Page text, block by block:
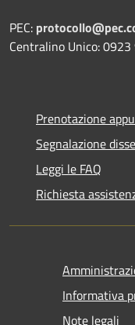
PEC:
Centralino Unico:
Prenotazione
Segnalazione
Leggi le FAQ
Richiesta
Informativa
Note legali